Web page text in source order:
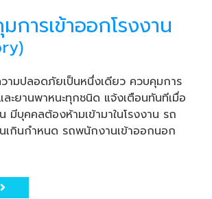
การเข้าออกโรงงาน
ามปลอดภัยเป็นหนึ่งเดียว ควบคุมการ
ะยานพาหนะทุกชนิด แจ้งเตือนทันทีเมื่อ
มีบุคคลต้องห้ามเข้ามาในโรงงาน รถ
เกินกำหนด รถพนักงานเข้าออกนอก